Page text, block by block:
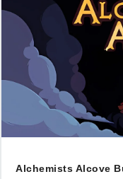
Alchemists Alcove